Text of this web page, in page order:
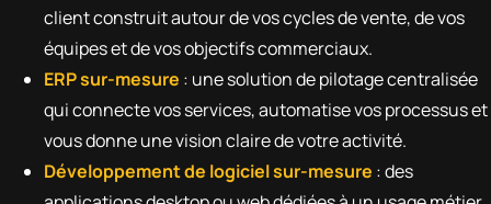
client construit autour de vos cycles de vente, de vos
équipes et de vos objectifs commerciaux.
ERP sur-mesure : une solution de pilotage centralisée
qui connecte vos services, automatise vos processus et
vous donne une vision claire de votre activité.
Développement de logiciel sur-mesure : des